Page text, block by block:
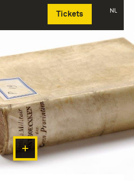
Tickets NL
Deutsch